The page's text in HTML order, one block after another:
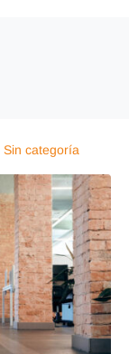
Sin categoría